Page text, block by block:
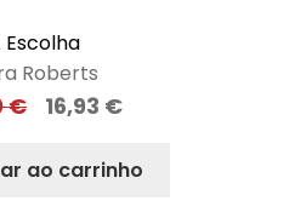
Escolha
Roberts
€ 16,93 €
ao carrinho